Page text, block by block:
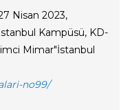
Nisan 2023,
Kampüsü, KD-
Mimar"İstanbul
no99/